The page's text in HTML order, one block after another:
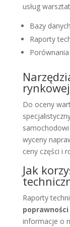
usług
Bazy
Raporty
rynkowej
Do oceny
wyceny
ceny części i
Jak
Raporty
informacje o